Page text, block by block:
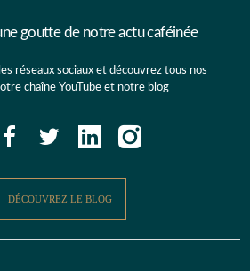
goutte de notre actu caféinée
réseaux sociaux et découvrez tous nos
chaîne YouTube et notre blog
DÉCOUVREZ LE BLOG